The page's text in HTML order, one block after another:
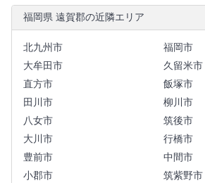
福岡県 遠賀郡の近隣エリア
北九州市
福岡市
大牟田市
久留米市
直方市
飯塚市
田川市
柳川市
八女市
筑後市
大川市
行橋市
豊前市
中間市
小郡市
筑紫野市